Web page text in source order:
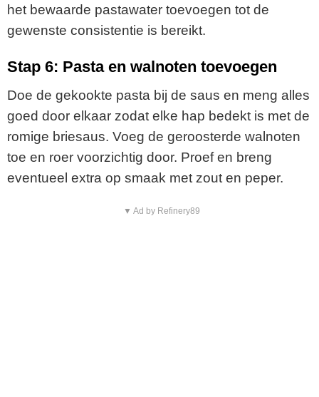
het bewaarde pastawater toevoegen tot de
gewenste consistentie is bereikt.
Stap 6: Pasta en walnoten toevoegen
Doe de gekookte pasta bij de saus en meng alles
goed door elkaar zodat elke hap bedekt is met de
romige briesaus. Voeg de geroosterde walnoten
toe en roer voorzichtig door. Proef en breng
eventueel extra op smaak met zout en peper.
▼ Ad by Refinery89